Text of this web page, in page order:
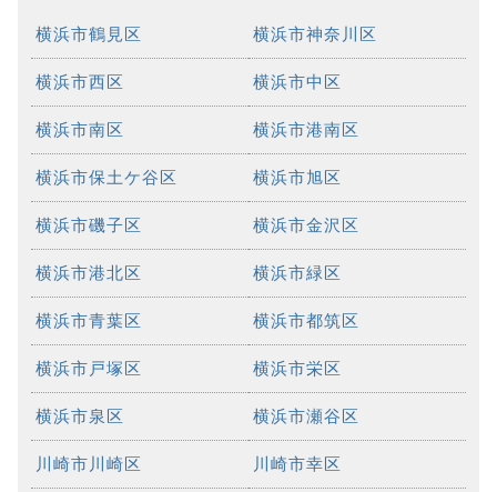
横浜市鶴見区 横浜市神奈川区
横浜市西区 横浜市中区
横浜市南区 横浜市港南区
横浜市保土ケ谷区 横浜市旭区
横浜市磯子区 横浜市金沢区
横浜市港北区 横浜市緑区
横浜市青葉区 横浜市都筑区
横浜市戸塚区 横浜市栄区
横浜市泉区 横浜市瀬谷区
川崎市川崎区 川崎市幸区